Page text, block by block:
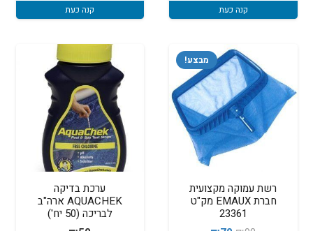
קנה כעת קנה כעת
מבצע!
רשת עמוקה מקצועית
חברת EMAUX מק"ט
23361
ערכת בדיקה
AQUACHEK ארה"ב
לבריכה (50 יח')